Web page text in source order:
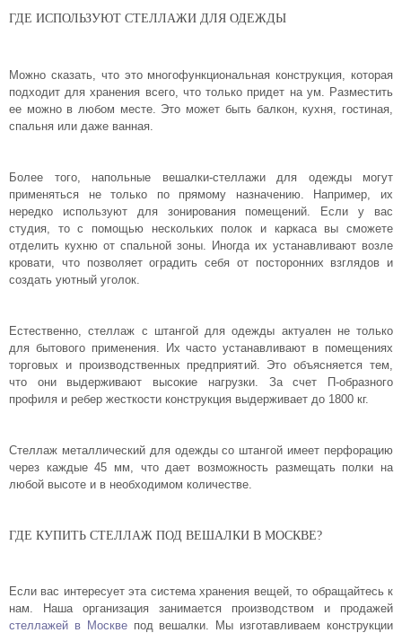
ГДЕ ИСПОЛЬЗУЮТ СТЕЛЛАЖИ ДЛЯ ОДЕЖДЫ
Можно сказать, что это многофункциональная конструкция, которая
подходит для хранения всего, что только придет на ум. Разместить
ее можно в любом месте. Это может быть балкон, кухня, гостиная,
спальня или даже ванная.
Более того, напольные вешалки-стеллажи для одежды могут
применяться не только по прямому назначению. Например, их
нередко используют для зонирования помещений. Если у вас
студия, то с помощью нескольких полок и каркаса вы сможете
отделить кухню от спальной зоны. Иногда их устанавливают возле
кровати, что позволяет оградить себя от посторонних взглядов и
создать уютный уголок.
Естественно, стеллаж с штангой для одежды актуален не только
для бытового применения. Их часто устанавливают в помещениях
торговых и производственных предприятий. Это объясняется тем,
что они выдерживают высокие нагрузки. За счет П-образного
профиля и ребер жесткости конструкция выдерживает до 1800 кг.
Стеллаж металлический для одежды со штангой имеет перфорацию
через каждые 45 мм, что дает возможность размещать полки на
любой высоте и в необходимом количестве.
ГДЕ КУПИТЬ СТЕЛЛАЖ ПОД ВЕШАЛКИ В МОСКВЕ?
Если вас интересует эта система хранения вещей, то обращайтесь к
нам. Наша организация занимается производством и продажей
стеллажей в Москвепод вешалки. Мы изготавливаем конструкции